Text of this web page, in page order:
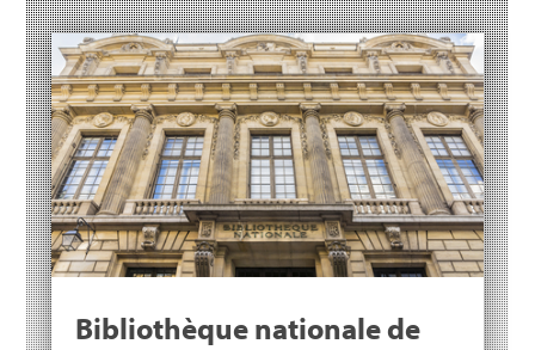
Zprávy
Kontakt
Bibliothèque nationale de